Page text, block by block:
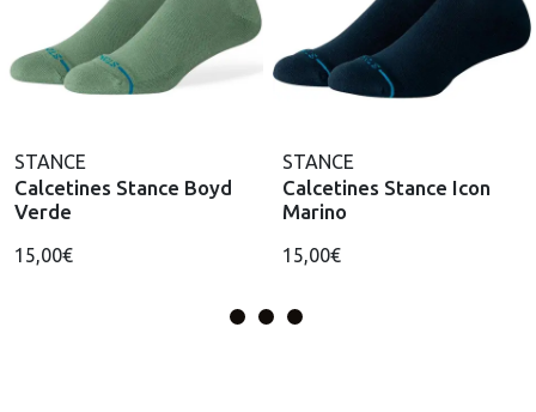
STANCE
Calcetines Stance Boyd
Verde
15,00€
STANCE
Calcetines Stance Icon
Marino
15,00€